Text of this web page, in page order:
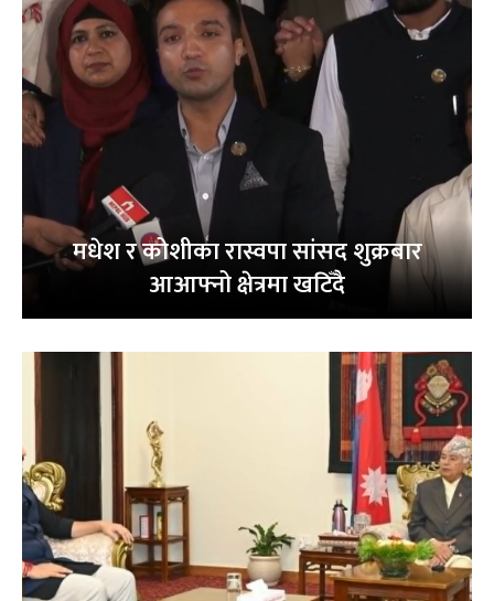
मधेश र कोशीका रास्वपा सांसद शुक्रबार
आआफ्नो क्षेत्रमा खटिँदै